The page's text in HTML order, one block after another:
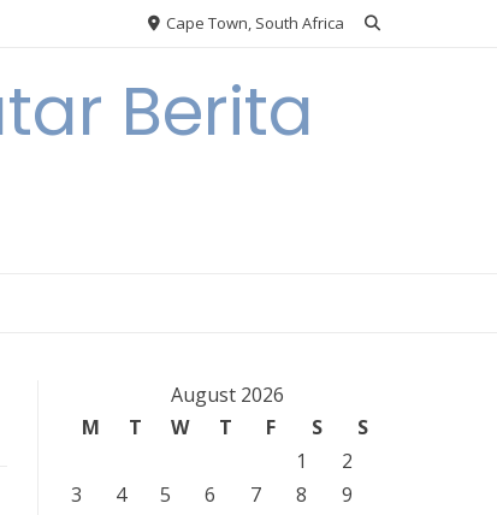
Cape Town, South Africa
Berita
August 2026
M
T W T F S
S
1
2
3
4 5 6 7 8
9